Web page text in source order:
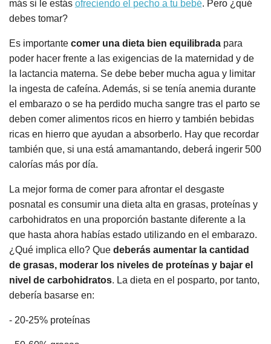
más si le estás ofreciendo el pecho a tu bebé. Pero ¿qué
debes tomar?
Es importante comer una dieta bien equilibrada para
poder hacer frente a las exigencias de la maternidad y de
la lactancia materna. Se debe beber mucha agua y limitar
la ingesta de cafeína. Además, si se tenía anemia durante
el embarazo o se ha perdido mucha sangre tras el parto se
deben comer alimentos ricos en hierro y también bebidas
ricas en hierro que ayudan a absorberlo. Hay que recordar
también que, si una está amamantando, deberá ingerir 500
calorías más por día.
La mejor forma de comer para afrontar el desgaste
posnatal es consumir una dieta alta en grasas, proteínas y
carbohidratos en una proporción bastante diferente a la
que hasta ahora habías estado utilizando en el embarazo.
¿Qué implica ello? Que deberás aumentar la cantidad
de grasas, moderar los niveles de proteínas y bajar el
nivel de carbohidratos. La dieta en el posparto, por tanto,
debería basarse en:
- 20-25% proteínas